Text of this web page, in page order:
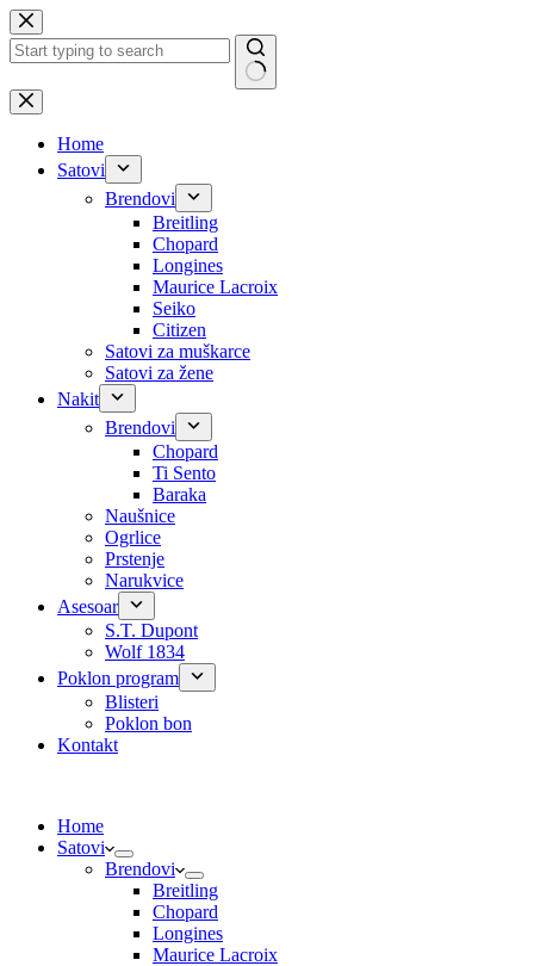
Skip
to
content
No
results
Home
Satovi
Brendovi
Breitling
Chopard
Longines
Maurice Lacroix
Seiko
Citizen
Satovi za muškarce
Satovi za žene
Nakit
Brendovi
Chopard
Ti Sento
Baraka
Naušnice
Ogrlice
Prstenje
Narukvice
Asesoar
S.T. Dupont
Wolf 1834
Poklon program
Blisteri
Poklon bon
Kontakt
Home
Satovi
Brendovi
Breitling
Chopard
Longines
Maurice Lacroix